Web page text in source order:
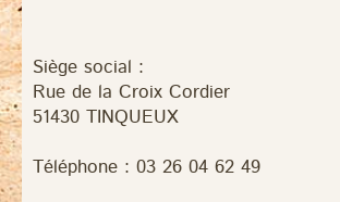
Siège social :
Rue de la Croix Cordier
51430 TINQUEUX
Téléphone : 03 26 04 62 49